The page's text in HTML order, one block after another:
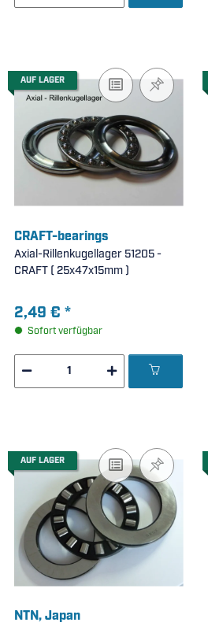
AUF LAGER
CRAFT-bearings
Axial-Rillenkugellager 51205 -
CRAFT ( 25x47x15mm )
2,49 € *
Sofort verfügbar
AUF LAGER
NTN, Japan